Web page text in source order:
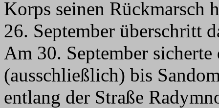
Korps seinen Rückmarsch
26. September überschritt
Am 30. September
(ausschließlich) bis
entlang der Straße